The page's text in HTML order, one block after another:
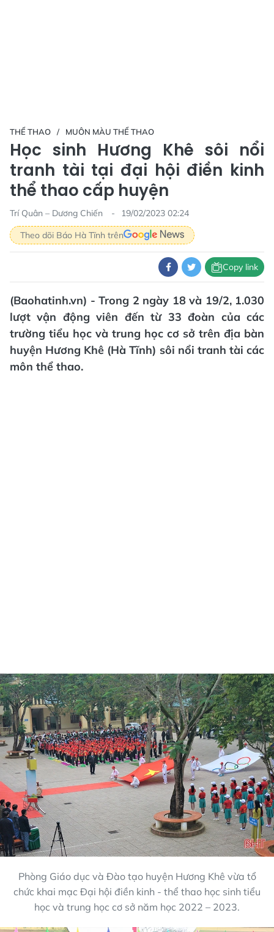
THỂ THAO MUÔN MÀU THỂ THAO
Học sinh Hương Khê sôi nổi
tranh tài tại đại hội điền kinh
thể thao cấp huyện
Trí Quân – Dương Chiến
19/02/2023 02:24
Theo dõi Báo Hà Tĩnh trên
Copy link
(Baohatinh.vn) - Trong 2 ngày 18 và 19/2, 1.030
lượt vận động viên đến từ 33 đoàn của các
trường tiểu học và trung học cơ sở trên địa bàn
huyện Hương Khê (Hà Tĩnh) sôi nổi tranh tài các
môn thể thao.
Phòng Giáo dục và Đào tạo huyện Hương Khê vừa tổ
chức khai mạc Đại hội điền kinh - thể thao học sinh tiểu
học và trung học cơ sở năm học 2022 – 2023.